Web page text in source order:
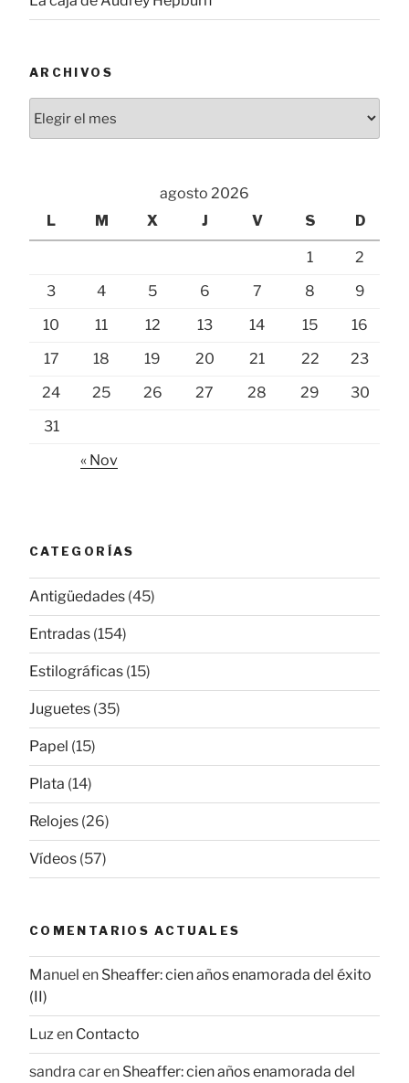
ARCHIVOS
agosto 2026
L
M X J V S D
1
2
3
4 5 6 7 8
9
10
11 12 13 14 15
16
17
18 19 20 21 22
23
24
25 26 27 28 29
30
31
« Nov
CATEGORÍAS
Antigüedades (45)
Entradas (154)
Estilográficas (15)
Juguetes (35)
Papel (15)
Plata (14)
Relojes (26)
Vídeos (57)
COMENTARIOS ACTUALES
Manuel en Sheaffer: cien años enamorada del éxito
(II)
Luzen Contacto
sandra caren Sheaffer: cien años enamorada del